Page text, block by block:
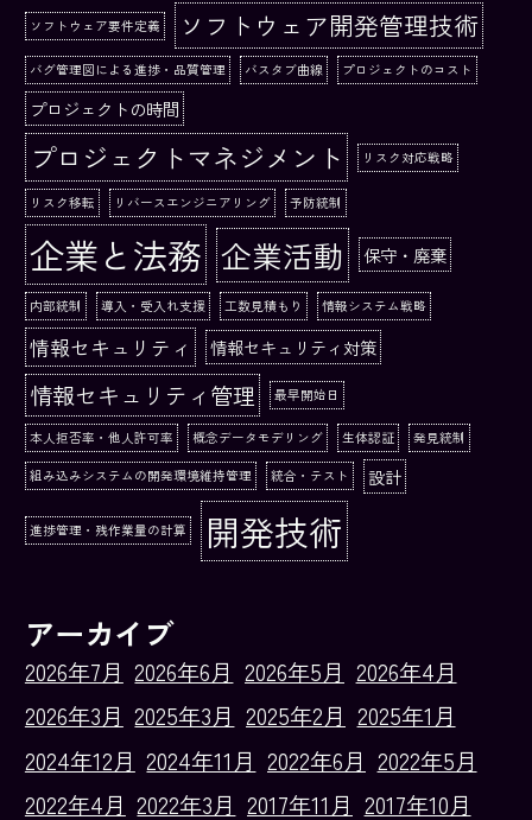
ソフトウェア要件定義 ソフトウェア開発管理技術
バグ管理図による進捗・品質管理 バスタブ曲線 プロジェクトのコスト
プロジェクトの時間
プロジェクトマネジメント リスク対応戦略
リスク移転 リバースエンジニアリング 予防統制
企業と法務 企業活動 保守・廃棄
内部統制 導入・受入れ支援 工数見積もり 情報システム戦略
情報セキュリティ 情報セキュリティ対策
情報セキュリティ管理 最早開始日
本人拒否率・他人許可率 概念データモデリング 生体認証 発見統制
組み込みシステムの開発環境維持管理 統合・テスト 設計
進捗管理・残作業量の計算 開発技術
アーカイブ
2026年7月 2026年6月 2026年5月 2026年4月
2026年3月 2025年3月 2025年2月 2025年1月
2024年12月 2024年11月 2022年6月 2022年5月
2022年4月 2022年3月 2017年11月 2017年10月